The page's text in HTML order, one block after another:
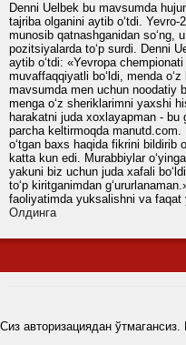
Denni Uelbek bu mavsumda
tajriba olganini aytib o‘tdi.
munosib qatnashganidan so‘ng,
pozitsiyalarda to‘p surdi. Denni
aytib o‘tdi: «Yevropa
muvaffaqqiyatli bo‘ldi, menda
mavsumda men uchun noodatiy
menga o‘z sheriklarimni yaxshi
harakatni juda xoxlayapman - bu
parcha keltirmoqda manutd.com.
o‘tgan baxs haqida fikrini bildirib
katta kun edi. Murabbiylar
yakuni biz uchun juda xafali
to‘p kiritganimdan
faoliyatimda yuksalishni va
Олдинга
Сиз авторизациядан